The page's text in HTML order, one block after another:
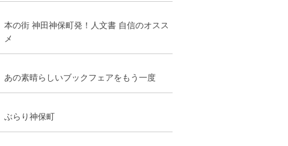
本の街 神田神保町発！人文書 自信のオスス
メ
あの素晴らしいブックフェアをもう一度
ぶらり神保町